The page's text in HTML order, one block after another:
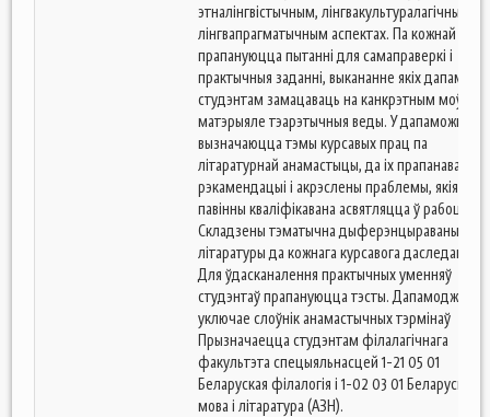
этналінгвістычным, лінгвакультуралагічным і
лінгвапрагматычным аспектах. Па кожнай тэме
прапануюцца пытанні для самаправеркі і
практычныя заданні, выкананне якіх дапаможа
студэнтам замацаваць на канкрэтным моўным
матэрыяле тэарэтычныя веды. У дапаможніку
вызначаюцца тэмы курсавых прац па
літаратурнай анамастыцы, да іх прапанаваны
рэкамендацыі і акрэслены праблемы, якія
павінны кваліфікавана асвятляцца ў рабоце.
Складзены тэматычна дыферэнцыраваныя
літаратуры да кожнага курсавога
Для ўдасканалення практычных уменняў
студэнтаў прапануюцца тэсты. Дапамоджнік
уключае слоўнік анамастычных тэрмінаў
Прызначаецца студэнтам філалагічнага
факультэта спецыяльнасцей 1-21 05 01
Беларуская філалогія і 1-02 03 01 Беларуская
мова і літаратура (АЗН).